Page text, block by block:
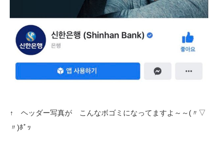
↑ ヘッダー写真が こんなボゴミになってますよ～～(〃▽
〃)ﾎﾟｯ